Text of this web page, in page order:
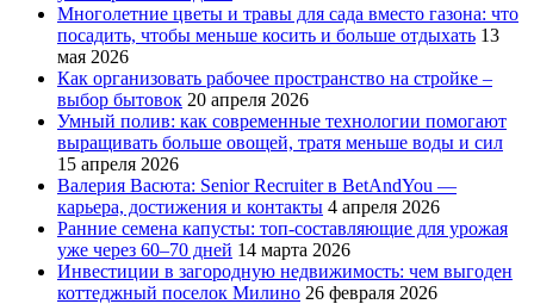
Многолетние цветы и травы для сада вместо газона: что
посадить, чтобы меньше косить и больше отдыхать 13
мая 2026
Как организовать рабочее пространство на стройке –
выбор бытовок 20 апреля 2026
Умный полив: как современные технологии помогают
выращивать больше овощей, тратя меньше воды и сил
15 апреля 2026
Валерия Васюта: Senior Recruiter в BetAndYou —
карьера, достижения и контакты 4 апреля 2026
Ранние семена капусты: топ‑составляющие для урожая
уже через 60–70 дней 14 марта 2026
Инвестиции в загородную недвижимость: чем выгоден
коттеджный поселок Милино 26 февраля 2026